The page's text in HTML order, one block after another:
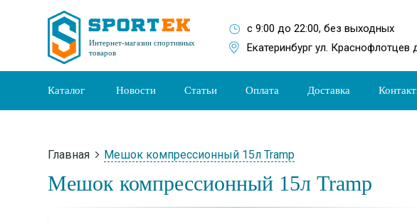
Интернет-магазин спортивных
товаров
с 9:00 до 22:00, без выходных
Екатеринбург ул. Краснофлотцев
Каталог Новости Статьи Оплата Доставка
Главная Мешок компрессионный 15л Tramp
Мешок компрессионный 15л Tramp